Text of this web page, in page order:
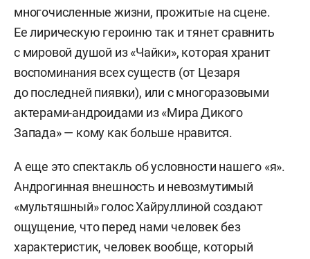
многочисленные жизни, прожитые на сцене.
Ее лирическую героиню так и тянет сравнить
с мировой душой из «Чайки», которая хранит
воспоминания всех существ (от Цезаря
до последней пиявки), или с многоразовыми
актерами-андроидами из «Мира Дикого
Запада» — кому как больше нравится.
А еще это спектакль об условности нашего «я».
Андрогинная внешность и невозмутимый
«мультяшный» голос Хайруллиной создают
ощущение, что перед нами человек без
характеристик, человек вообще, который